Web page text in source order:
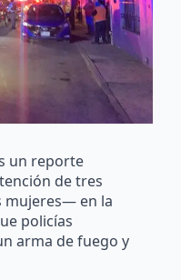
un reporte
de tres
mujeres— en la
policías
arma de fuego y